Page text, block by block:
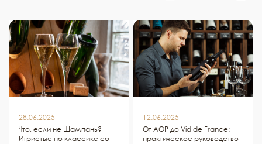
28.06.2025
Что, если не Шампань?
Игристые по классике со
12.06.2025
От AOP до Vid de France:
практическое руководство